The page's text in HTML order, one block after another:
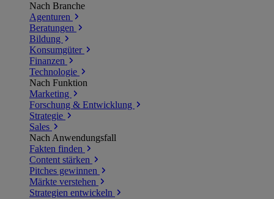
Nach Branche
Agenturen
Beratungen
Bildung
Konsumgüter
Finanzen
Technologie
Nach Funktion
Marketing
Forschung & Entwicklung
Strategie
Sales
Nach Anwendungsfall
Fakten finden
Content stärken
Pitches gewinnen
Märkte verstehen
Strategien entwickeln